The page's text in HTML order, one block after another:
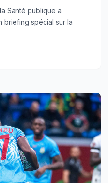
Santé publique a
briefing spécial sur la